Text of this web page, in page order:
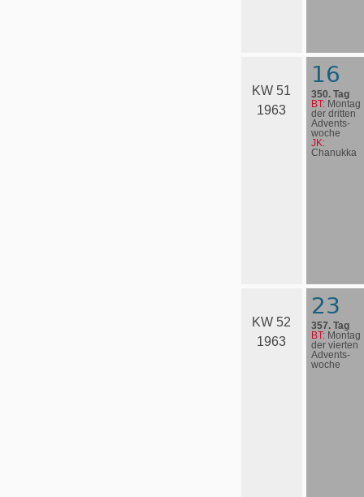
KW 51
1963
16
350. Tag
BT: Montag
der dritten
Advents­
woche
JK:
Chanukka
KW 52
1963
23
357. Tag
BT: Montag
der vierten
Advents­
woche